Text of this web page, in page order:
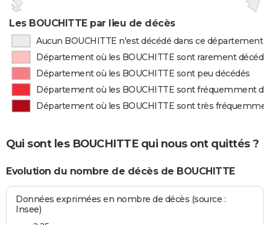
Les BOUCHITTE par lieu de décès
Aucun BOUCHITTE n'est décédé dans ce département
Département où les BOUCHITTE sont rarement
Département où les BOUCHITTE sont peu décédés
Département où les BOUCHITTE sont fréquemment
Département où les BOUCHITTE sont très
Qui sont les BOUCHITTE qui nous ont quittés ?
Evolution du nombre de décès de BOUCHITTE
Données exprimées en nombre de décès (source :
Insee)